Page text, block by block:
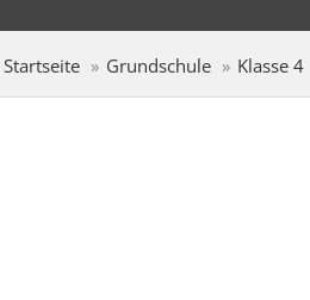
Startseite Grundschule Klasse 4